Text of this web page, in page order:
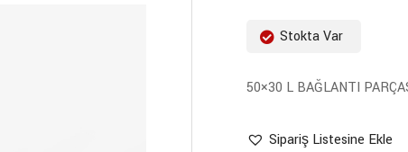
Stokta Var
50×30 L BAĞLANTI
Sipariş Listesine Ekle